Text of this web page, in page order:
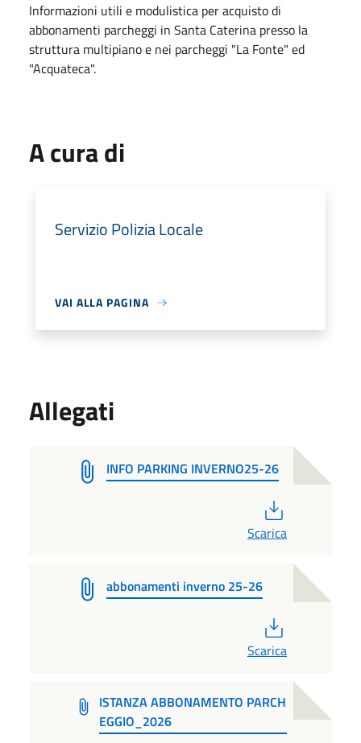
Informazioni utili e modulistica per acquisto di
abbonamenti parcheggi in Santa Caterina presso la
struttura multipiano e nei parcheggi "La Fonte" ed
"Acquateca".
A cura di
Servizio Polizia Locale
VAI ALLA PAGINA
Allegati
INFO PARKING INVERNO25-26
Scarica
abbonamenti inverno 25-26
Scarica
ISTANZA ABBONAMENTO PARCH
EGGIO_2026